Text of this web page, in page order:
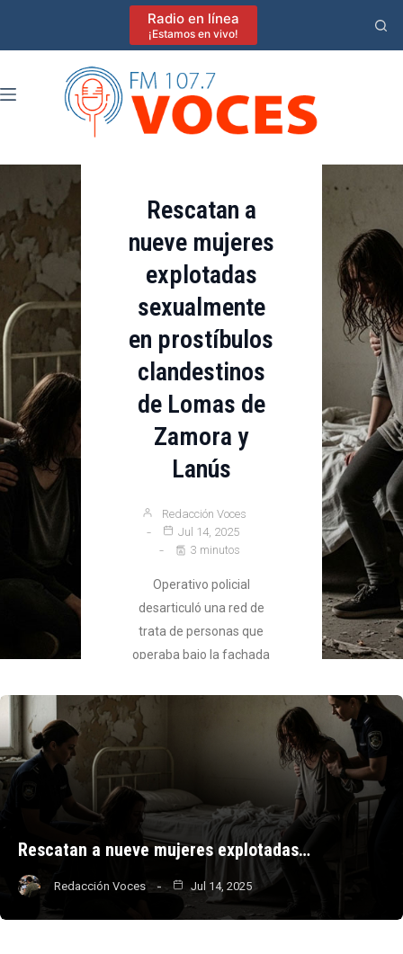
Radio en línea
¡Estamos en vivo!
Actualidad
Lomas de Zamora
Rescatan a
nueve mujeres
explotadas
sexualmente
en prostíbulos
clandestinos
de Lomas de
Zamora y
Lanús
Redacción Voces
Jul 14, 2025
3 minutos
Operativo policial
desarticuló una red de
trata de personas que
operaba bajo la fachada
Rescatan a nueve mujeres explotadas…
Redacción Voces Jul 14, 2025